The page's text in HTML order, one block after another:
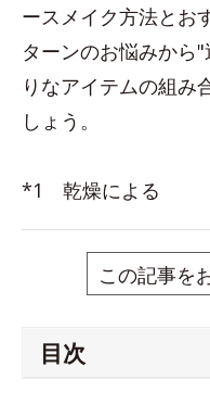
ースメイク方法とお
ターンのお悩みから
りなアイテムの組み
しょう。
*1 乾燥による
この記事を
目次